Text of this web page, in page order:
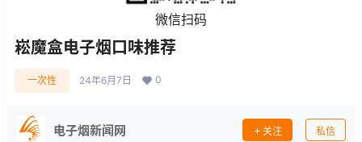
微信扫码
崧魔盒电子烟口味推荐
一次性 24年6月7日 0
电子烟新闻网 关注 私信